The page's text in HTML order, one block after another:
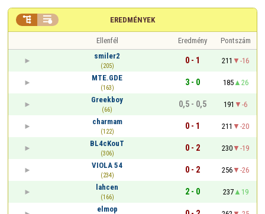
EREDMÉNYEK
 
Ellenfél Eredmény
Pontszám
smiler2
(205)
0 - 1 211
-16
MTE.GDE
(163)
3 - 0 185
26
Greekboy
(66)
0,5 - 0,5 191
-6
charmam
(122)
0 - 1 211
-20
BL4cKouT
(306)
0 - 2 230
-19
VIOLA 54
(234)
0 - 2 256
-26
lahcen
(166)
2 - 0 237
19
elmop